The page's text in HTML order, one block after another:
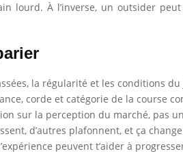
lourd. À l’inverse, un outsider
la régularité et les conditions du
corde et catégorie de la course
sur la perception du marché, pas
d’autres plafonnent, et ça
peuvent t’aider à